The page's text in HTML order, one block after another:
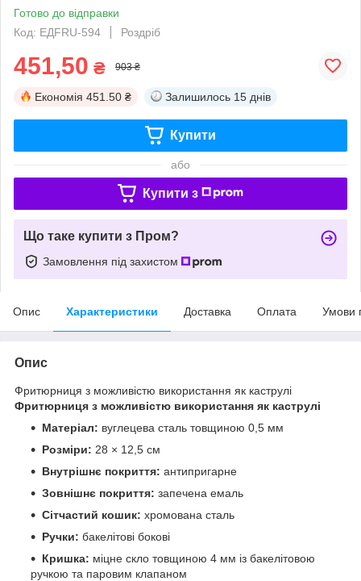
Готово до відправки
Код: ЕДFRU-594
Роздріб
451,50 ₴ 903 ₴
Економія 451.50 ₴ Залишилось 15 днів
Купити
або
Купити з
Що таке купити з Пром?
Замовлення під захистом
Опис Характеристики Доставка Оплата Умови
Опис
Фритюрниця з можливістю використання як каструлі
Фритюрниця з можливістю використання як каструлі
Матеріал: вуглецева сталь товщиною 0,5 мм
Розміри: 28 × 12,5 см
Внутрішнє покриття: антипригарне
Зовнішнє покриття: запечена емаль
Сітчастий кошик: хромована сталь
Ручки: бакелітові бокові
Кришка: міцне скло товщиною 4 мм із бакелітовою
ручкою та паровим клапаном